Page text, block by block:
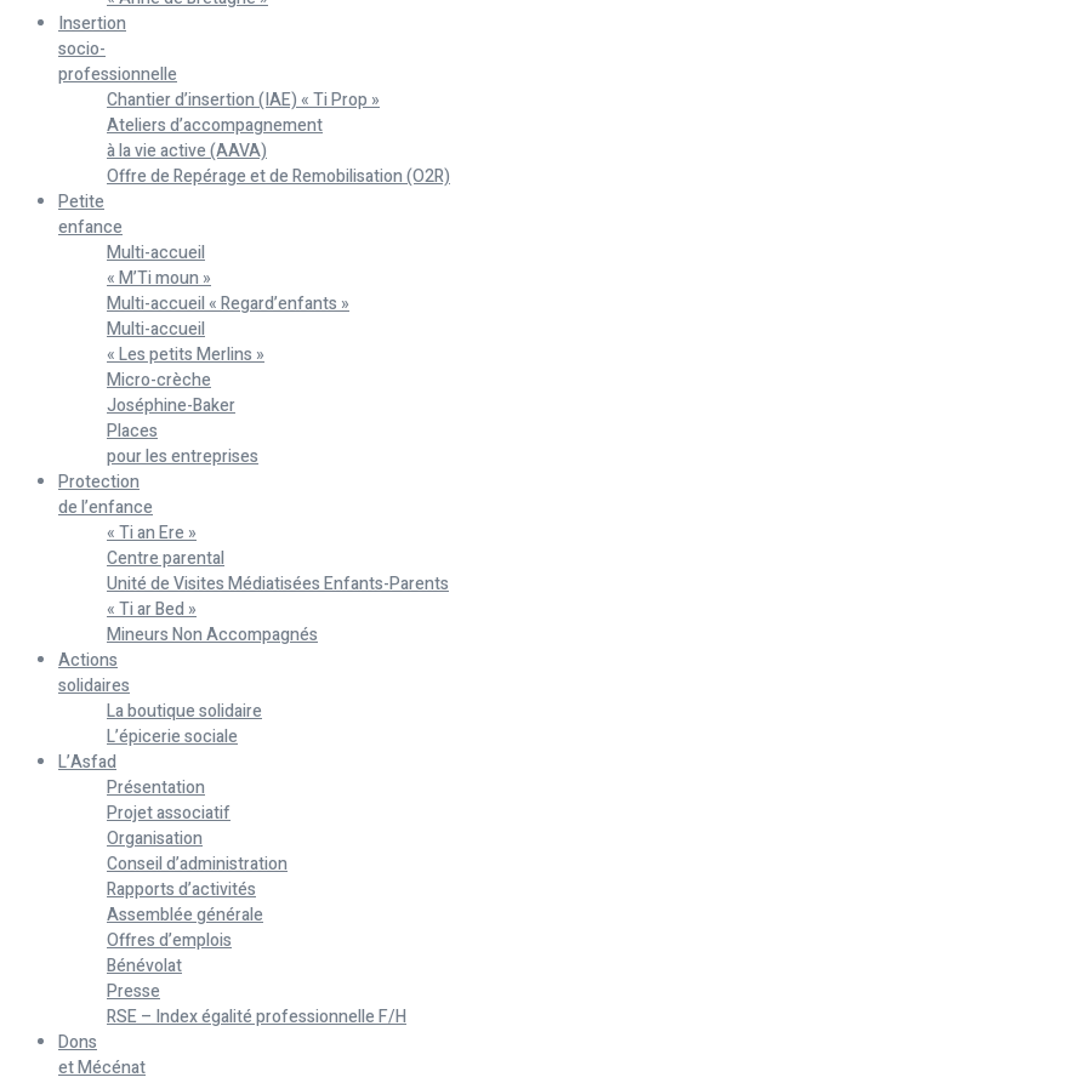
Insertion
socio-
professionnelle
Chantier d’insertion (IAE) « Ti Prop »
Ateliers d’accompagnement
à la vie active (AAVA)
Offre de Repérage et de Remobilisation (O2R)
Petite
enfance
Multi-accueil
« M’Ti moun »
Multi-accueil « Regard’enfants »
Multi-accueil
« Les petits Merlins »
Micro-crèche
Joséphine-Baker
Places
pour les entreprises
Protection
de l’enfance
« Ti an Ere »
Centre parental
Unité de Visites Médiatisées Enfants-Parents
« Ti ar Bed »
Mineurs Non Accompagnés
Actions
solidaires
La boutique solidaire
L’épicerie sociale
L’Asfad
Présentation
Projet associatif
Organisation
Conseil d’administration
Rapports d’activités
Assemblée générale
Offres d’emplois
Bénévolat
Presse
RSE – Index égalité professionnelle F/H
Dons
et Mécénat